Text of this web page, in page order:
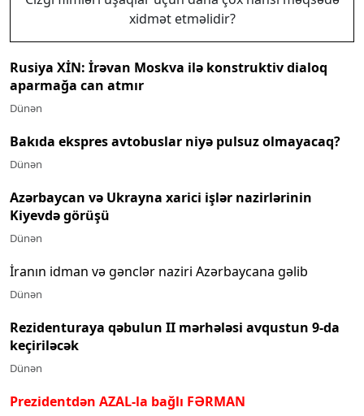
xidmət etməlidir?
Rusiya XİN: İrəvan Moskva ilə konstruktiv dialoq
aparmağa can atmır
Dünən
Bakıda ekspres avtobuslar niyə pulsuz olmayacaq?
Dünən
Azərbaycan və Ukrayna xarici işlər nazirlərinin
Kiyevdə görüşü
Dünən
İranın idman və gənclər naziri Azərbaycana gəlib
Dünən
Rezidenturaya qəbulun II mərhələsi avqustun 9-da
keçiriləcək
Dünən
Prezidentdən AZAL-la bağlı FƏRMAN